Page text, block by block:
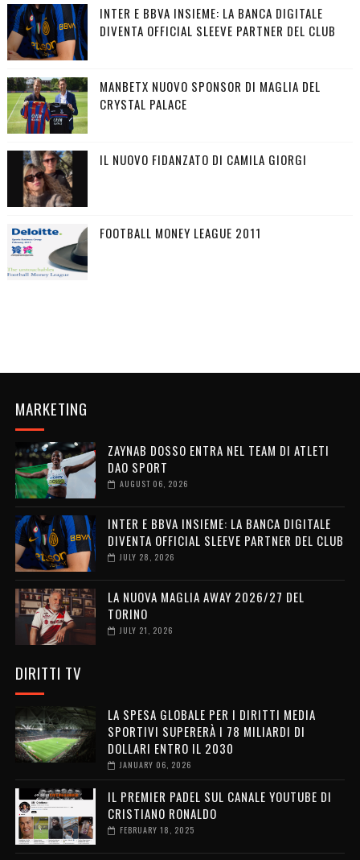
INTER E BBVA INSIEME: LA BANCA DIGITALE
DIVENTA OFFICIAL SLEEVE PARTNER DEL CLUB
MANBETX NUOVO SPONSOR DI MAGLIA DEL
CRYSTAL PALACE
IL NUOVO FIDANZATO DI CAMILA GIORGI
FOOTBALL MONEY LEAGUE 2011
MARKETING
ZAYNAB DOSSO ENTRA NEL TEAM DI ATLETI
DAO SPORT
AUGUST 06, 2026
INTER E BBVA INSIEME: LA BANCA DIGITALE
DIVENTA OFFICIAL SLEEVE PARTNER DEL CLUB
JULY 28, 2026
LA NUOVA MAGLIA AWAY 2026/27 DEL
TORINO
JULY 21, 2026
DIRITTI TV
LA SPESA GLOBALE PER I DIRITTI MEDIA
SPORTIVI SUPERERÀ I 78 MILIARDI DI
DOLLARI ENTRO IL 2030
JANUARY 06, 2026
IL PREMIER PADEL SUL CANALE YOUTUBE DI
CRISTIANO RONALDO
FEBRUARY 18, 2025